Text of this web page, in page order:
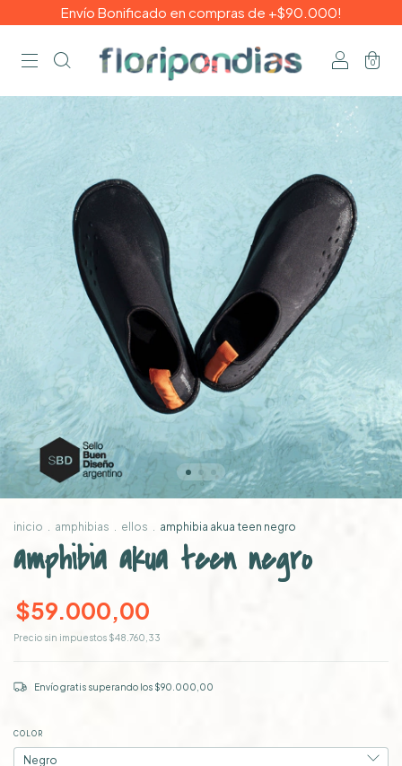
Envío Bonificado en compras de +$90.000!
0
inicio . amphibias . ellos . amphibia akua teen negro
amphibia akua teen negro
$59.000,00
Precio sin impuestos $48.760,33
Envío gratis superando los $90.000,00
COLOR